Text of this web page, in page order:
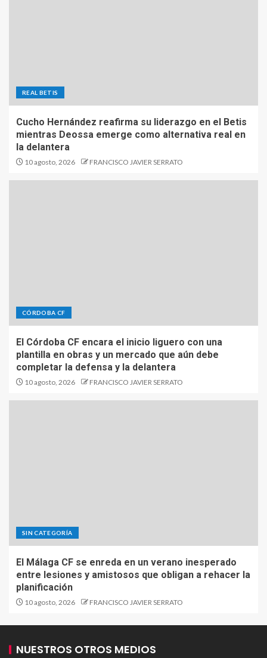
REAL BETIS
Cucho Hernández reafirma su liderazgo en el Betis
mientras Deossa emerge como alternativa real en
la delantera
10 agosto, 2026 FRANCISCO JAVIER SERRATO
CÓRDOBA CF
El Córdoba CF encara el inicio liguero con una
plantilla en obras y un mercado que aún debe
completar la defensa y la delantera
10 agosto, 2026 FRANCISCO JAVIER SERRATO
SIN CATEGORÍA
El Málaga CF se enreda en un verano inesperado
entre lesiones y amistosos que obligan a rehacer la
planificación
10 agosto, 2026 FRANCISCO JAVIER SERRATO
NUESTROS OTROS MEDIOS